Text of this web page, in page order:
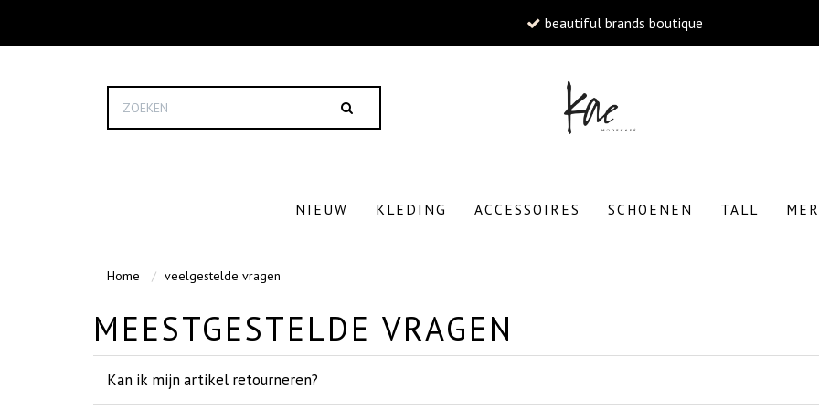
beautiful brands boutique
NIEUW KLEDING ACCESSOIRES SCHOENEN TALL
Home veelgestelde vragen
MEESTGESTELDE VRAGEN
Kan ik mijn artikel retourneren?